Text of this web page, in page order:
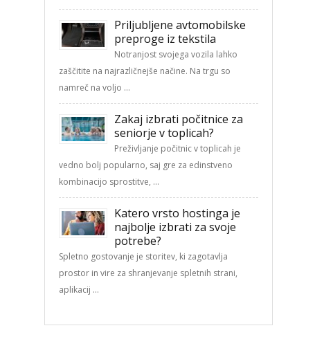
Priljubljene avtomobilske
preproge iz tekstila
Notranjost svojega vozila lahko
zaščitite na najrazličnejše načine. Na trgu so
namreč na voljo …
Zakaj izbrati počitnice za
seniorje v toplicah?
Preživljanje počitnic v toplicah je
vedno bolj popularno, saj gre za edinstveno
kombinacijo sprostitve, …
Katero vrsto hostinga je
najbolje izbrati za svoje
potrebe?
Spletno gostovanje je storitev, ki zagotavlja
prostor in vire za shranjevanje spletnih strani,
aplikacij …